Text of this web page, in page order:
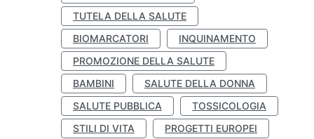
TUTELA DELLA SALUTE
BIOMARCATORI
INQUINAMENTO
PROMOZIONE DELLA SALUTE
BAMBINI
SALUTE DELLA DONNA
SALUTE PUBBLICA
TOSSICOLOGIA
STILI DI VITA
PROGETTI EUROPEI